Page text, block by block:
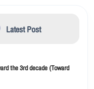
Latest Post
the 3rd decade (Toward